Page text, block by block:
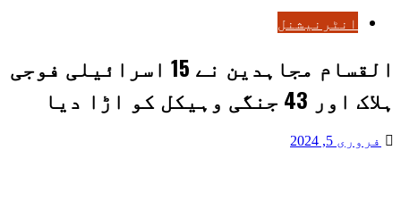
انٹرنیشنل
القسام مجاہدین نے 15 اسرائیلی فوجی
ہلاک اور 43 جنگی وہیکل کو اڑا دیا
فروری 5, 2024